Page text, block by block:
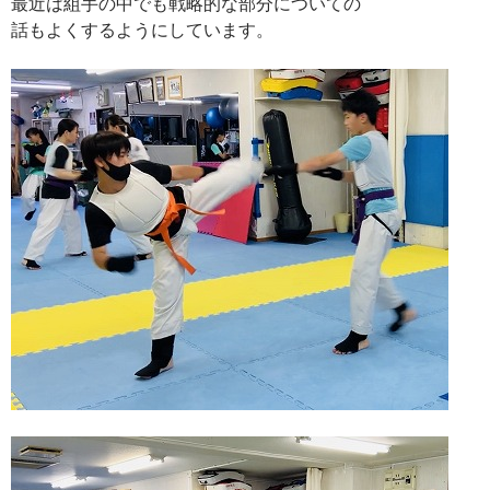
話もよくするようにしています。